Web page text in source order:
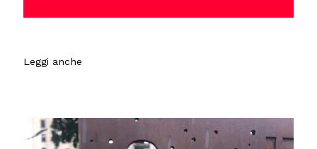
come una noce spezzata a metà, Kherson sorge nel sud del Paese a
attacchi con droni. Attraverso il racconto di Simoneentriamo nella
abitanti definiscono ormai un “safari umano”: una vera e propria
caccia all’uomo che incombe sulle strade, nei quartieri e nella vita
Leggi anche